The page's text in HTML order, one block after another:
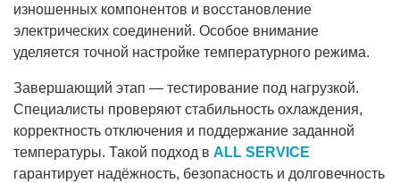
изношенных компонентов и восстановление
электрических соединений. Особое внимание
уделяется точной настройке температурного режима.
Завершающий этап — тестирование под нагрузкой.
Специалисты проверяют стабильность охлаждения,
корректность отключения и поддержание заданной
температуры. Такой подход в ALL SERVICE
гарантирует надёжность, безопасность и долговечность